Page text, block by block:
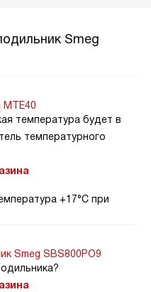
Smeg
температура будет в
температурного
+17°C при
Smeg SBS800PO9